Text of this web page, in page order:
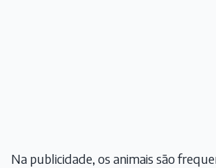
Na publicidade, os animais são